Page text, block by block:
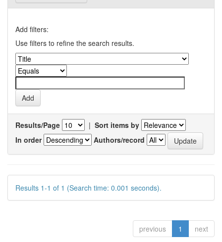
Add filters:
Use filters to refine the search results.
Results/Page | Sort items by
In order
Authors/record
Results 1-1 of 1 (Search time: 0.001 seconds).
previous 1 next